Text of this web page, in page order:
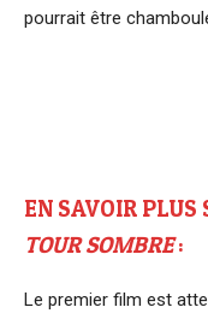
pourrait être
EN SAVOIR PLUS
TOUR SOMBRE:
Le premier film est